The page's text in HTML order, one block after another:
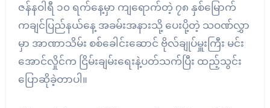
ဇန်နဝါရီ ၁၀ ရက်နေ့မှာ ကျရောက်တဲ့ ၇၈ နှစ်မြောက်
ကချင်ပြည်နယ်နေ့ အခမ်းအနားသို့ ပေးပို့တဲ့ သဝဏ်လွှာ
မှာ အာဏာသိမ်း စစ်ခေါင်းဆောင် ဗိုလ်ချုပ်မှူးကြီး မင်း
အောင်လှိုင်က ငြိမ်းချမ်း‌ရေးနဲ့ပတ်သက်ပြီး ထည့်သွင်း
ပြောဆိုခဲ့တာပါ။